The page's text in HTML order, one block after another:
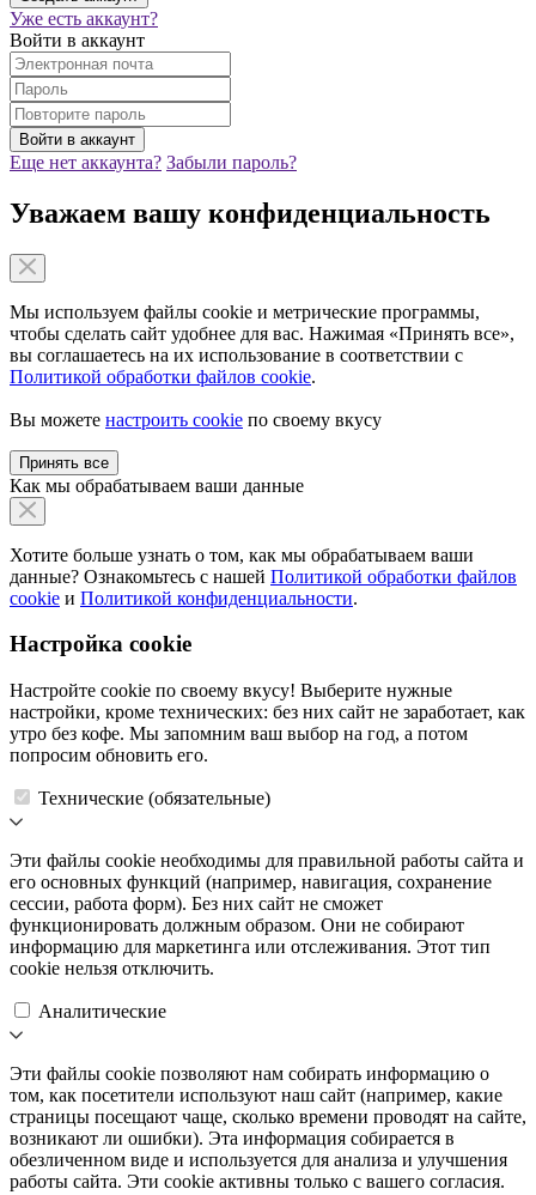
Уже есть аккаунт?
Войти в аккаунт
Еще нет аккаунта? Забыли пароль?
Уважаем вашу конфиденциальность
Мы используем файлы cookie и метрические программы,
чтобы сделать сайт удобнее для вас. Нажимая «Принять все»,
вы соглашаетесь на их использование в соответствии с
Политикой обработки файлов cookie.
Вы можете настроить cookie по своему вкусу
Принять все
Как мы обрабатываем ваши данные
Хотите больше узнать о том, как мы обрабатываем ваши
данные? Ознакомьтесь с нашей Политикой обработки файлов
cookie и Политикой конфиденциальности.
Настройка cookie
Настройте cookie по своему вкусу! Выберите нужные
настройки, кроме технических: без них сайт не заработает, как
утро без кофе. Мы запомним ваш выбор на год, а потом
попросим обновить его.
Технические (обязательные)
Эти файлы cookie необходимы для правильной работы сайта и
его основных функций (например, навигация, сохранение
сессии, работа форм). Без них сайт не сможет
функционировать должным образом. Они не собирают
информацию для маркетинга или отслеживания. Этот тип
cookie нельзя отключить.
Аналитические
Эти файлы cookie позволяют нам собирать информацию о
том, как посетители используют наш сайт (например, какие
страницы посещают чаще, сколько времени проводят на сайте,
возникают ли ошибки). Эта информация собирается в
обезличенном виде и используется для анализа и улучшения
работы сайта. Эти cookie активны только с вашего согласия.